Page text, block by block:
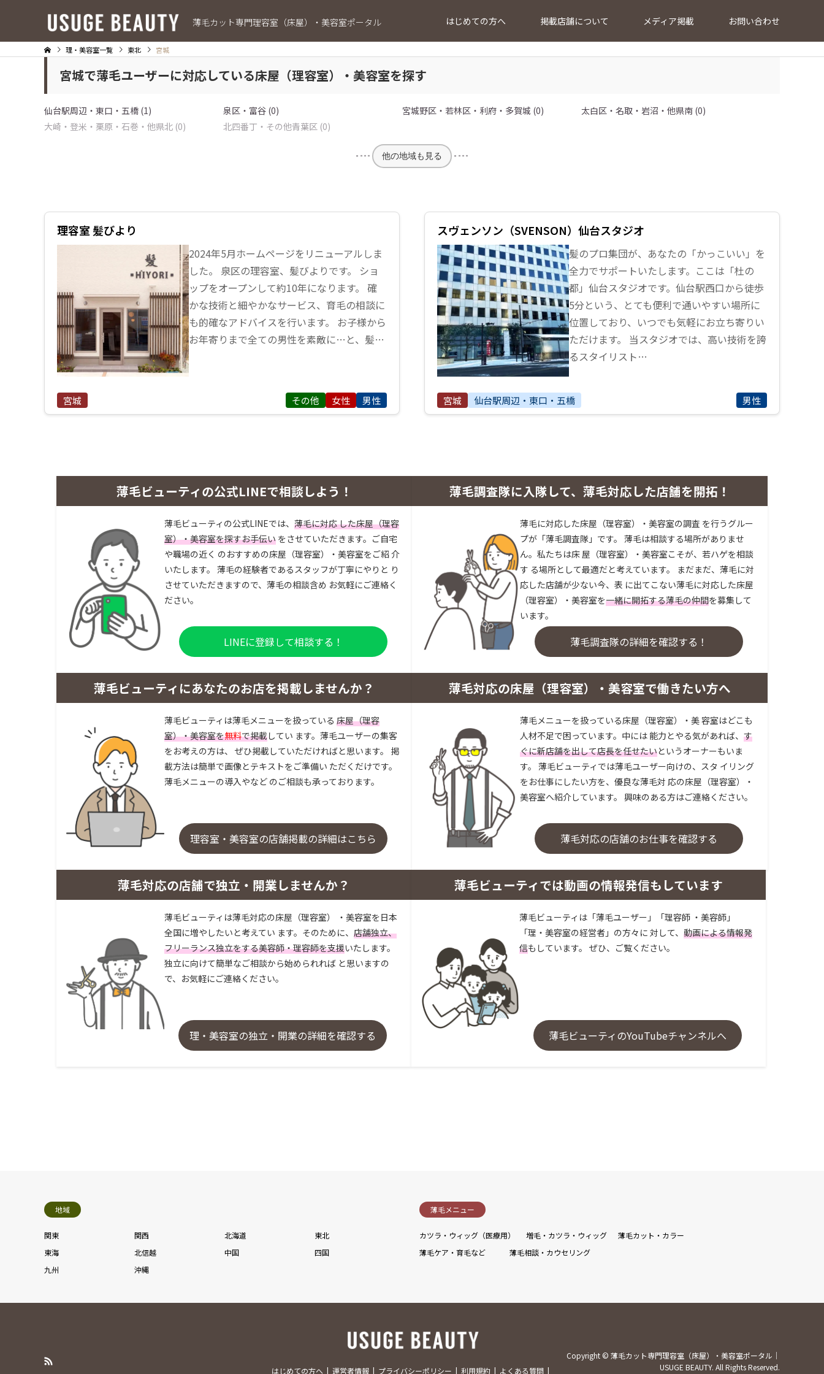
薄毛カット専門理容室（床屋）・美容室ポータル はじめての方へ 掲載店舗について メディア掲載 お問い合わせ
理・美容室一覧 東北 宮城
宮城で薄毛ユーザーに対応している床屋（理容室）・美容室を探す
仙台駅周辺・東口・五橋 (1) 泉区・富谷 (0) 宮城野区・若林区・利府・多賀城 (0)
太白区・名取・岩沼・他県南 (0)
大崎・登米・栗原・石巻・他県北 (0)
北四番丁・その他青葉区 (0)
他の地域も見る
理容室 髪びより
2024年5月ホームページをリニューアルしま
した。 泉区の理容室、髪びよりです。 ショ
ップをオープンして約10年になります。 確
かな技術と細やかなサービス、育毛の相談に
も的確なアドバイスを行います。 お子様から
お年寄りまで全ての男性を素敵に…と、髪…
宮城 その他 女性 男性
スヴェンソン（SVENSON）仙台スタジオ
髪のプロ集団が、あなたの「かっこいい」を
全力でサポートいたします。ここは「杜の
都」仙台スタジオです。仙台駅西口から徒歩
5分という、とても便利で通いやすい場所に
位置しており、いつでも気軽にお立ち寄りい
ただけます。 当スタジオでは、高い技術を誇
るスタイリスト…
宮城 仙台駅周辺・東口・五橋 男性
薄毛ビューティの公式LINEで相談しよう！
薄毛ビューティの公式LINEでは、 薄毛に対応 した床屋（理容
室）・美容室を探すお手伝い をさせていただきます。ご自宅
や職場の近く のおすすめの床屋（理容室）・美容室をご紹 介
いたします。 薄毛の経験者であるスタッフが丁寧にやりと り
させていただきますので、薄毛の相談含め お気軽にご連絡く
ださい。
LINEに登録して相談する！
薄毛調査隊に入隊して、薄毛対応した店舗を開拓！
薄毛に対応した床屋（理容室）・美容室の調査 を行うグルー
プが「薄毛調査隊」です。 薄毛は相談する場所がありませ
ん。私たちは床 屋（理容室）・美容室こそが、若ハゲを相談
す る場所として最適だと考えています。 まだまだ、薄毛に対
応した店舗が少ない今、表 に出てこない薄毛に対応した床屋
（理容室）・美容室を一緒に開拓する薄毛の仲間を募集して
います。
薄毛調査隊の詳細を確認する！
薄毛ビューティにあなたのお店を掲載しませんか？
薄毛ビューティは薄毛メニューを扱っている 床屋（理容
室）・美容室を無料で掲載してい ます。薄毛ユーザーの集客
をお考えの方は、 ぜひ掲載していただければと思います。 掲
載方法は簡単で画像とテキストをご準備い ただくだけです。
薄毛メニューの導入やなど のご相談も承っております。
理容室・美容室の店舗掲載の詳細はこちら
薄毛対応の床屋（理容室）・美容室で働きたい方へ
薄毛メニューを扱っている床屋（理容室）・美 容室はどこも
人材不足で困っています。中には 能力とやる気があれば、 す
ぐに新店舗を出して店長を任せたいというオーナーもいま
す。 薄毛ビューティでは薄毛ユーザー向けの、スタ イリング
をお仕事にしたい方を、優良な薄毛対 応の床屋（理容室）・
美容室へ紹介しています。 興味のある方はご連絡ください。
薄毛対応の店舗のお仕事を確認する
薄毛対応の店舗で独立・開業しませんか？
薄毛ビューティは薄毛対応の床屋（理容室） ・美容室を日本
全国に増やしたいと考えてい ます。そのために、 店舗独立、
フリーランス独立をする美容師・理容師を支援いたします。
独立に向けて簡単なご相談から始められれば と思いますの
で、お気軽にご連絡ください。
理・美容室の独立・開業の詳細を確認する
薄毛ビューティでは動画の情報発信もしています
薄毛ビューティは「薄毛ユーザー」「理容師 ・美容師」
「理・美容室の経営者」の方々に 対して、 動画による情報発
信もしています。 ぜひ、ご覧ください。
薄毛ビューティのYouTubeチャンネルへ
地域
関東 関西 北海道
東北
東海
北信越 中国
四国
九州
沖縄
薄毛メニュー
カツラ・ウィッグ（医療用） 増毛・カツラ・ウィッグ
薄毛カット・カラー
薄毛ケア・育毛など
薄毛相談・カウセリング
はじめての方へ 運営者情報 プライバシーポリシー 利用規約 よくある質問
Copyright © 薄毛カット専門理容室（床屋）・美容室ポータル｜
USUGE BEAUTY. All Rights Reserved.